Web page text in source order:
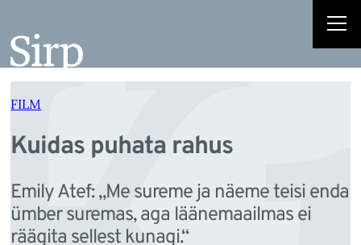
juurde
FILM
Kuidas puhata rahus
Emily Atef: „Me sureme ja näeme teisi enda
ümber suremas, aga läänemaailmas ei
räägita sellest kunagi.“